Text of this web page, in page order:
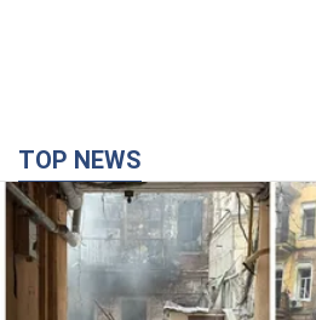
Армия России совершила
атаку на Одессу: горит
города. Фото и видео